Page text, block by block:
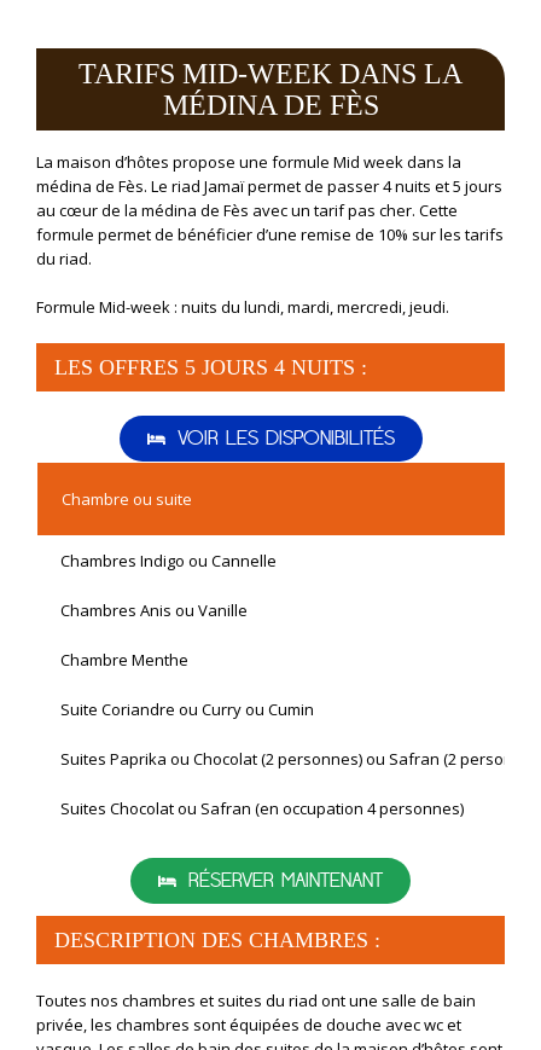
TARIFS MID-WEEK DANS LA
MÉDINA DE FÈS
La maison d’hôtes propose une formule Mid week dans la
médina de Fès. Le riad Jamaï permet de passer 4 nuits et 5 jours
au cœur de la médina de Fès avec un tarif pas cher. Cette
formule permet de bénéficier d’une remise de 10% sur les tarifs
du riad.
Formule Mid-week : nuits du lundi, mardi, mercredi, jeudi.
LES OFFRES 5 JOURS 4 NUITS :
VOIR LES DISPONIBILITÉS
Chambre ou suite
Chambres Indigo ou Cannelle
Chambres Anis ou Vanille
Chambre Menthe
Suite Coriandre ou Curry ou Cumin
Suites Paprika ou Chocolat (2 personnes) ou Safran (2
Suites Chocolat ou Safran (en occupation 4 personnes)
RÉSERVER MAINTENANT
DESCRIPTION DES CHAMBRES :
Toutes nos chambres et suites du riad ont une salle de bain
privée, les chambres sont équipées de douche avec wc et